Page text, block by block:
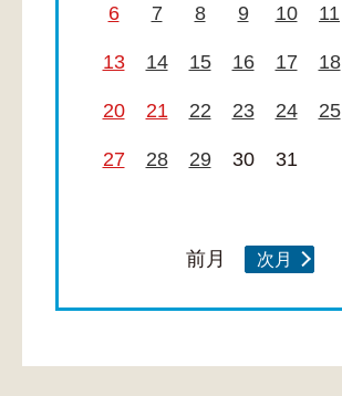
6 7 8 9 10 11
13 14 15 16 17 18
20 21 22 23 24 25
27 28 29 30 31
前月 次月